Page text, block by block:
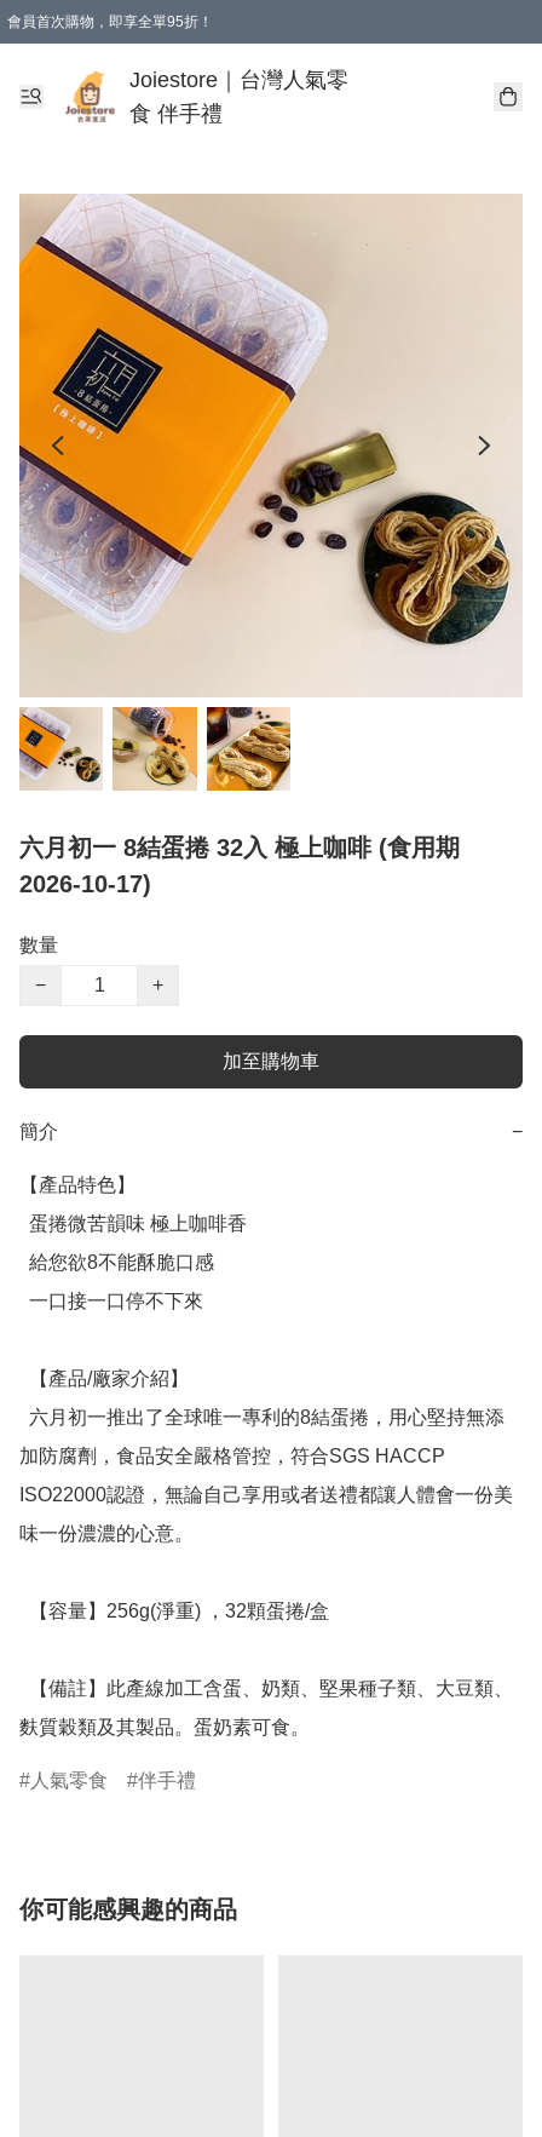
會員首次購物，即享全單95折！
購物滿 HKD 350.00即享免運費優惠！（適用於 本地送貨、本地取貨 )
Joiestore｜台灣人氣零
食 伴手禮
六月初一 8結蛋捲 32入 極上咖啡 (食用期
2026-10-17)
數量
−
+
加至購物車
簡介 −
【產品特色】
加防腐劑，食品安全嚴格管控，符合SGS HACCP
ISO22000認證，無論自己享用或者送禮都讓人體會一份美
味一份濃濃的心意。
麩質穀類及其製品。蛋奶素可食。
人氣零食 伴手禮
你可能感興趣的商品